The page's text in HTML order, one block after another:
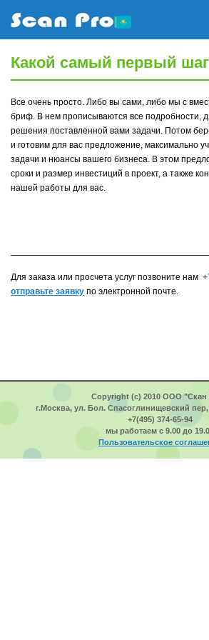
Какой самый первый
Все очень просто. Либо вы сами, либо мы с
бриф. В нем прописываются все подробности,
решения поставленной вами задачи. Потом
и готовим для вас предложение, максимально
задачи и нюансы вашего бизнеса. В этом
сроки и размер инвестиций в проект, а также
нашей работы для вас.
Для заказа или просчета услуг позвоните нам
отправьте заявку по электронной почте.
Copyright (c) 2010 ООО
г.Москва, ул. Бол. Спасоглинищевский пер,
+7(495) 374-65-94
мы работаем с 9.00 до
Пользовательское